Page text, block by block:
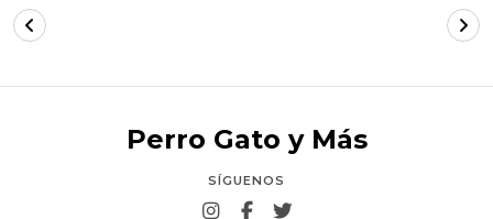
Perro Gato y Más
SÍGUENOS